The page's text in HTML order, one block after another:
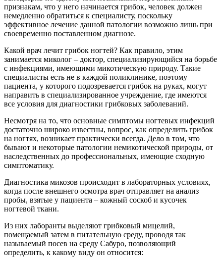
признакам, что у него начинается грибок, человек должен
немедленно обратиться к специалисту, поскольку
эффективное лечение данной патологии возможно лишь при
своевременно поставленном диагнозе.
Какой врач лечит грибок ногтей? Как правило, этим
занимается миколог – доктор, специализирующийся на борьбе
с инфекциями, имеющими микотическую природу. Такие
специалисты есть не в каждой поликлинике, поэтому
пациента, у которого подозревается грибок на руках, могут
направить в специализированное учреждение, где имеются
все условия для диагностики грибковых заболеваний.
Несмотря на то, что основные симптомы ногтевых инфекций
достаточно широко известны, вопрос, как определить грибок
на ногтях, возникает практически всегда. Дело в том, что
бывают и некоторые патологии немикотической природы, от
наследственных до профессиональных, имеющие сходную
симптоматику.
Диагностика микозов происходит в лабораторных условиях,
когда после внешнего осмотра врач отправляет на анализ
пробы, взятые у пациента – кожный соскоб и кусочек
ногтевой ткани.
Из них лаборанты выделяют грибковый мицелий,
помещаемый затем в питательную среду, проводя так
называемый посев на среду Сабуро, позволяющий
определить, к какому виду он относится: